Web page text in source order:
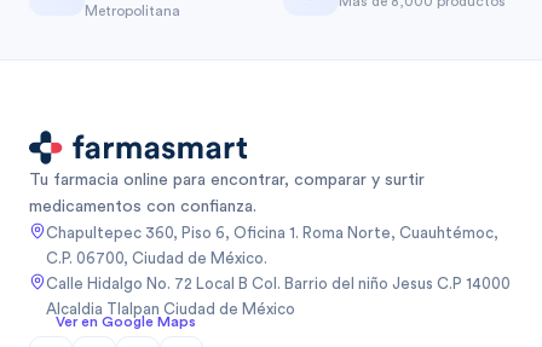
Metropolitana
Tu farmacia online para encontrar, comparar y surtir
medicamentos con confianza.
Chapultepec 360, Piso 6, Oficina 1. Roma Norte, Cuauhtémoc,
C.P. 06700, Ciudad de México.
Calle Hidalgo No. 72 Local B Col. Barrio del niño Jesus C.P 14000
Alcaldia Tlalpan Ciudad de México
Ver en Google Maps